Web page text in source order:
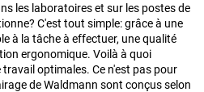
les laboratoires et sur les postes de
C'est tout simple: grâce à une
à la tâche à effectuer, une qualité
ergonomique. Voilà à quoi
optimales. Ce n'est pas pour
de Waldmann sont conçus selon